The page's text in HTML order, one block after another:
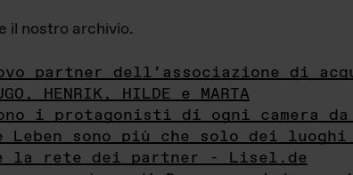
il nostro archivio.
partner dell’associazione di
HENRIK, HILDE e MARTA
sono i protagonisti di ogni camera
Leben sono più che solo dei
la rete dei partner - Lisel.de